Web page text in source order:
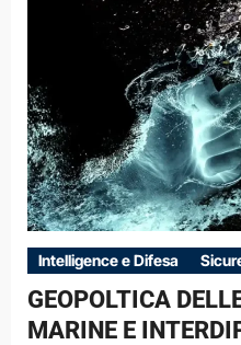
Intelligence e Difesa
GEOPOLTICA
MARINE E